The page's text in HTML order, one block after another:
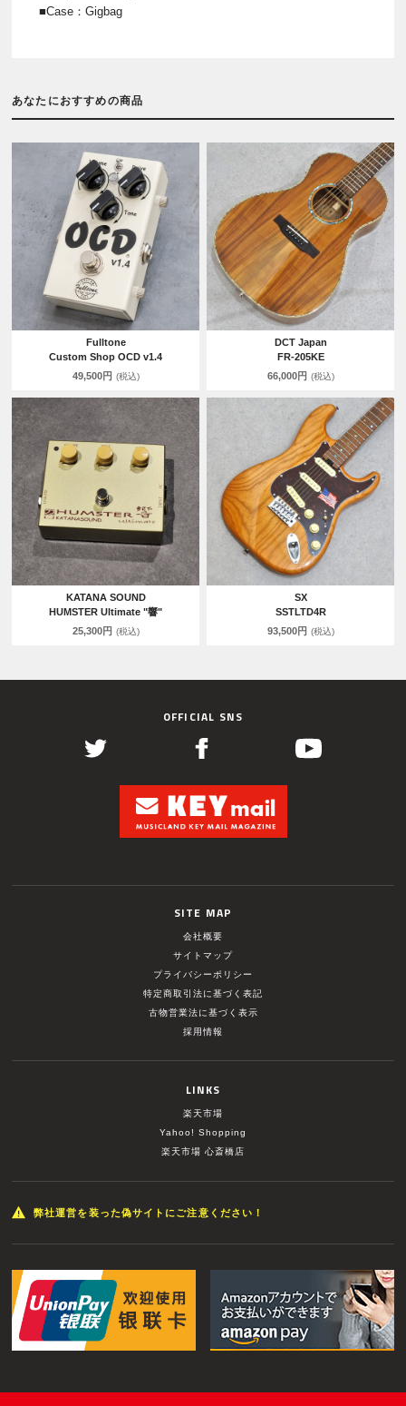
■Case：Gigbag
あなたにおすすめの商品
Fulltone
Custom Shop OCD v1.4
49,500円 (税込)
DCT Japan
FR-205KE
66,000円 (税込)
KATANA SOUND
HUMSTER Ultimate "響"
25,300円 (税込)
SX
SSTLTD4R
93,500円 (税込)
OFFICIAL SNS
SITE MAP
会社概要
サイトマップ
プライバシーポリシー
特定商取引法に基づく表記
古物営業法に基づく表示
採用情報
LINKS
楽天市場
Yahoo! Shopping
楽天市場 心斎橋店
弊社運営を装った偽サイトにご注意ください！